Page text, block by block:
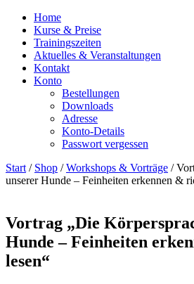
Home
Kurse & Preise
Trainingszeiten
Aktuelles & Veranstaltungen
Kontakt
Konto
Bestellungen
Downloads
Adresse
Konto-Details
Passwort vergessen
Start / Shop /Workshops & Vorträge /
unserer Hunde – Feinheiten erkennen &
Vortrag „Die
Hunde – Feinheiten
lesen“